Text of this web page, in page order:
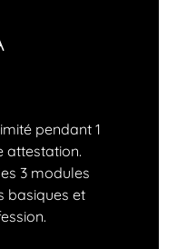
pendant 1
attestation.
3 modules
basiques et